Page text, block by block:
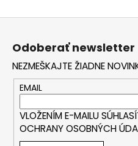
Z
Odoberať newsletter
NEZMEŠKAJTE ŽIADNE
EMAIL
VLOŽENÍM E-MAILU
OCHRANY OSOBNÝCH